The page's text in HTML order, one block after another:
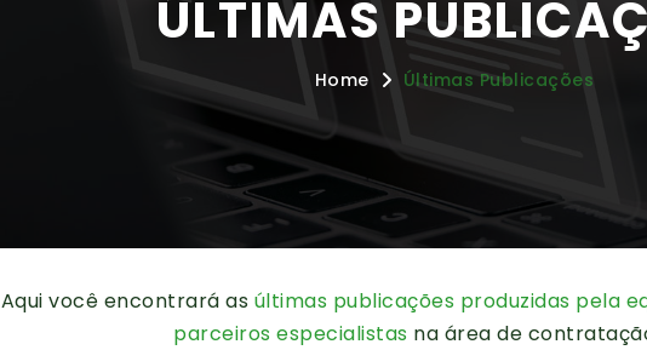
ÚLTIMAS
Home Últimas Publicações
Aqui você encontrará as últimas publicações produzidas pela
parceiros especialistas na área de